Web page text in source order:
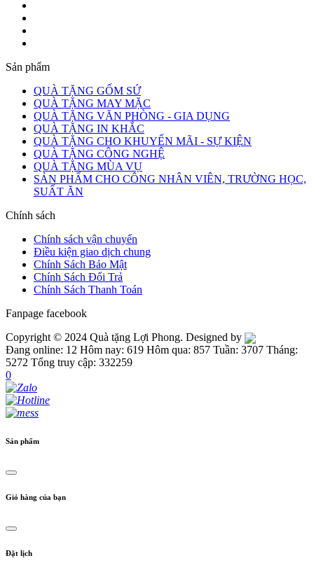
Sản phẩm
QUÀ TẶNG GỐM SỨ
QUÀ TẶNG MAY MẶC
QUÀ TẶNG VĂN PHÒNG - GIA DỤNG
QUÀ TẶNG IN KHẮC
QUÀ TẶNG CHO KHUYẾN MÃI - SỰ KIỆN
QUÀ TẶNG CÔNG NGHỆ
QUÀ TẶNG MÙA VỤ
SẢN PHẨM CHO CÔNG NHÂN VIÊN, TRƯỜNG HỌC,
SUẤT ĂN
Chính sách
Chính sách vận chuyển
Điều kiện giao dịch chung
Chính Sách Bảo Mật
Chính Sách Đổi Trả
Chính Sách Thanh Toán
Fanpage facebook
Copyright © 2024 Quà tặng Lợi Phong. Designed by
Đang online: 12 Hôm nay: 619 Hôm qua: 857 Tuần: 3707 Tháng:
5272 Tổng truy cập: 332259
0
Sản phẩm
Giỏ hàng của bạn
Đặt lịch